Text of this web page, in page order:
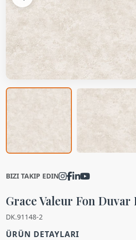
BIZI TAKIP EDIN
Grace Valeur Fon Duvar
DK.91148-2
ÜRÜN DETAYLARI